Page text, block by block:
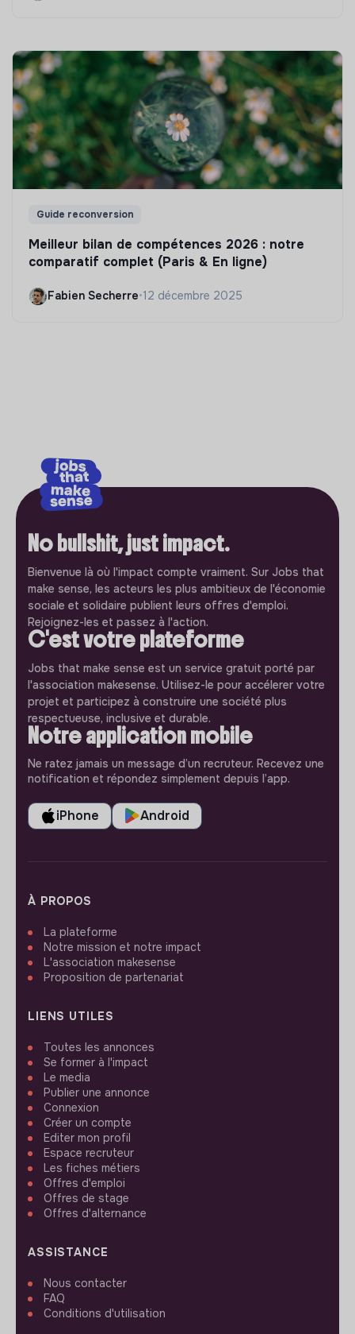
Guide reconversion
Meilleur bilan de compétences 2026 : notre
comparatif complet (Paris & En ligne)
Fabien Secherre•12 décembre 2025
No bullshit, just impact.
Bienvenue là où l'impact compte vraiment. Sur Jobs that
make sense, les acteurs les plus ambitieux de l'économie
sociale et solidaire publient leurs offres d'emploi.
Rejoignez-les et passez à l'action.
C'est votre plateforme
Jobs that make sense est un service gratuit porté par
l'association makesense. Utilisez-le pour accélerer votre
projet et participez à construire une société plus
respectueuse, inclusive et durable.
Notre application mobile
Ne ratez jamais un message d’un recruteur. Recevez une
notification et répondez simplement depuis l’app.
iPhone Android
À PROPOS
La plateforme
Notre mission et notre impact
L'association makesense
Proposition de partenariat
LIENS UTILES
Toutes les annonces
Se former à l'impact
Le media
Publier une annonce
Connexion
Créer un compte
Editer mon profil
Espace recruteur
Les fiches métiers
Offres d'emploi
Offres de stage
Offres d'alternance
ASSISTANCE
Nous contacter
FAQ
Conditions d'utilisation